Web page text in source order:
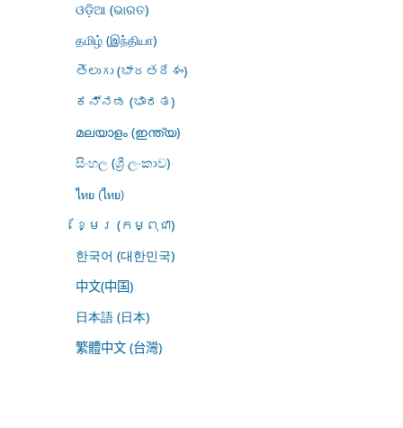
ଓଡ଼ିଆ (ଭାରତ)
தமிழ் (இந்தியா)
తెలుగు (భారతదేశం)
ಕನ್ನಡ (ಭಾರತ)
മലയാളം (ഇന്ത്യ)
සිංහල (ශ්‍රී ලංකාව)
ไทย (ไทย)
ខ្មែរ (កម្ពុជា)
한국어 (대한민국)
中文(中国)
日本語 (日本)
繁體中文 (台灣)